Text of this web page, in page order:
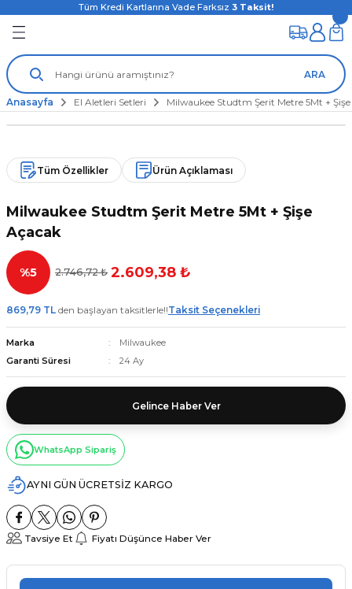
Tüm Kredi Kartlarına Vade Farksız 3 Taksit!
ARA
Anasayfa El Aletleri Setleri Milwaukee Studtm Şerit Metre 5Mt +
Tüm Özellikler Ürün Açıklaması
Milwaukee Studtm Şerit Metre 5Mt + Şişe
Açacak
%5 2.746,72 ₺ 2.609,38 ₺
869,79 TL den başlayan taksitlerle!!Taksit Seçenekleri
Marka
Milwaukee
Garanti Süresi
24 Ay
Gelince Haber Ver
WhatsApp Sipariş
AYNI GÜN ÜCRETSİZ KARGO
Tavsiye Et Fiyatı Düşünce Haber Ver